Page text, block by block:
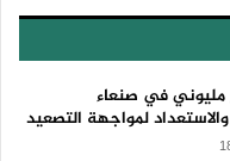
مليوني في صنعاء
لمواجهة التصعيد